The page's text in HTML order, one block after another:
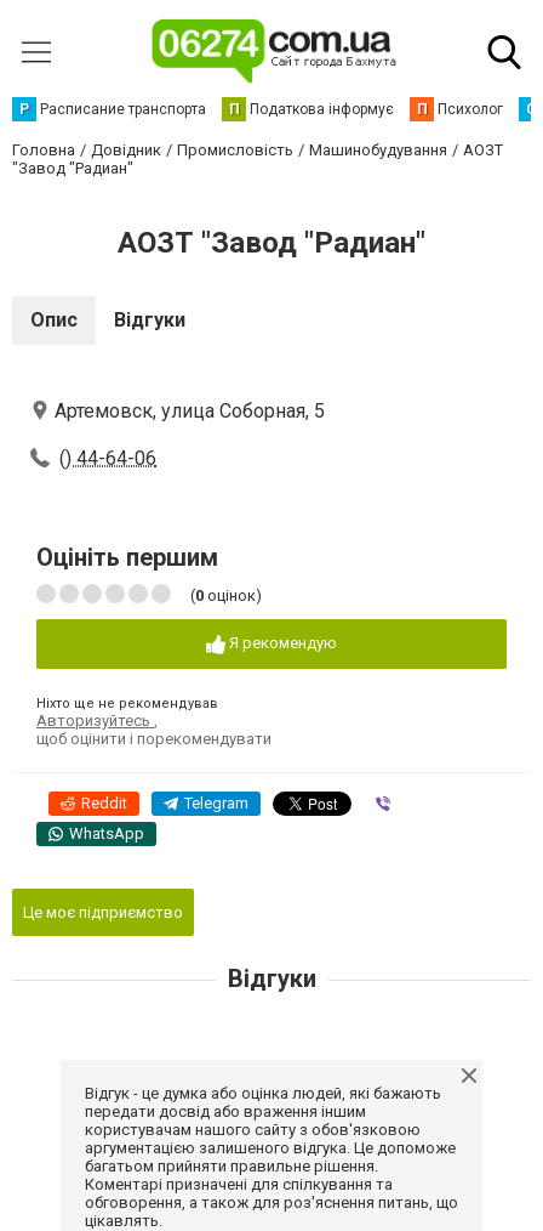
Р Расписание транспорта П Податкова інформує П Психолог С
Головна Довідник Промисловість Машинобудування
АОЗТ
"Завод "Радиан"
АОЗТ "Завод "Радиан"
Опис Відгуки
Артемовск, улица Соборная, 5
() 44-64-06
Оцініть першим
(0 оцінок)
Я рекомендую
Ніхто ще не рекомендував
Авторизуйтесь
щоб оцінити і порекомендувати
Reddit Telegram
WhatsApp
Це моє підприємство
Відгуки
Відгук - це думка або оцінка людей, які бажають
передати досвід або враження іншим
користувачам нашого сайту з обов'язковою
аргументацією залишеного відгука. Це допоможе
багатьом прийняти правильне рішення.
Коментарі призначені для спілкування та
обговорення, а також для роз'яснення питань, що
цікавлять.